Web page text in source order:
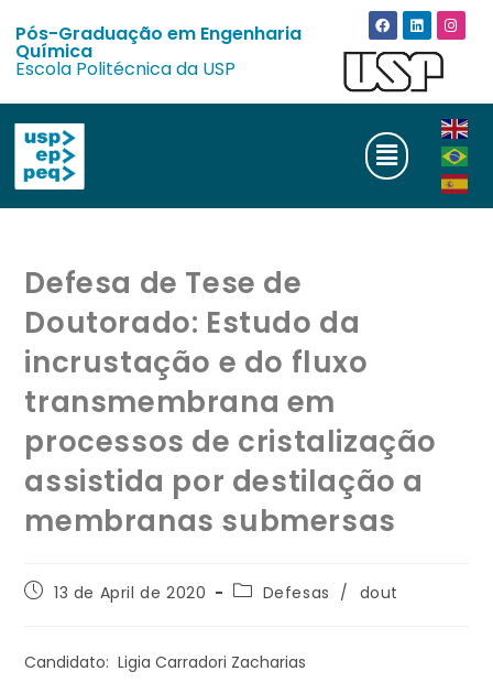
Pós-Graduação em Engenharia
Química
Escola Politécnica da USP
Defesa de Tese de
Doutorado: Estudo da
incrustação e do fluxo
transmembrana em
processos de cristalização
assistida por destilação a
membranas submersas
13 de April de 2020 Defesas / dout
Candidato: Ligia Carradori Zacharias